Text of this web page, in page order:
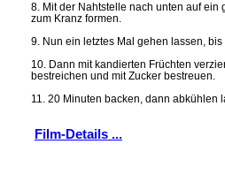
8. Mit der Nahtstelle nach unten auf ein
zum Kranz formen.
9. Nun ein letztes Mal gehen lassen,
10. Dann mit kandierten Früchten
bestreichen und mit Zucker bestreuen.
11. 20 Minuten backen, dann abkühlen
Film-Details ...